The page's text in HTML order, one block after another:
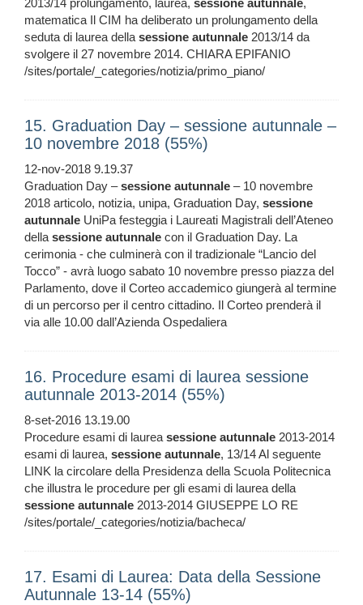
2013/14 prolungamento, laurea, sessione autunnale,
matematica Il CIM ha deliberato un prolungamento della
seduta di laurea dellasessione autunnale 2013/14 da
svolgere il 27 novembre 2014. CHIARA EPIFANIO
/sites/portale/_categories/notizia/primo_piano/
15. Graduation Day – sessione autunnale –
10 novembre 2018 (55%)
12-nov-2018 9.19.37
Graduation Day –sessione autunnale – 10 novembre
2018 articolo, notizia, unipa, Graduation Day, sessione
autunnale UniPa festeggia i Laureati Magistrali dell’Ateneo
dellasessione autunnale con il Graduation Day. La
cerimonia - che culminerà con il tradizionale “Lancio del
Tocco” - avrà luogo sabato 10 novembre presso piazza del
Parlamento, dove il Corteo accademico giungerà al termine
di un percorso per il centro cittadino. Il Corteo prenderà il
via alle 10.00 dall’Azienda Ospedaliera
16. Procedure esami di laurea sessione
autunnale 2013-2014 (55%)
8-set-2016 13.19.00
Procedure esami di laureasessione autunnale 2013-2014
esami di laurea, sessione autunnale, 13/14 Al seguente
LINK la circolare della Presidenza della Scuola Politecnica
che illustra le procedure per gli esami di laurea della
sessione autunnale 2013-2014 GIUSEPPE LO RE
/sites/portale/_categories/notizia/bacheca/
17. Esami di Laurea: Data della Sessione
Autunnale 13-14 (55%)